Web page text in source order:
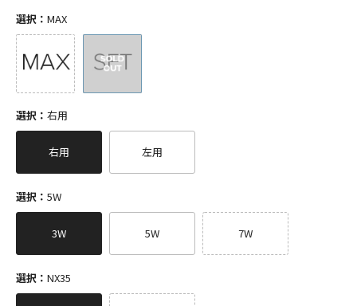
選択： MAX
選択： 右用
右用 左用
選択： 5W
3W 5W 7W
選択： NX35